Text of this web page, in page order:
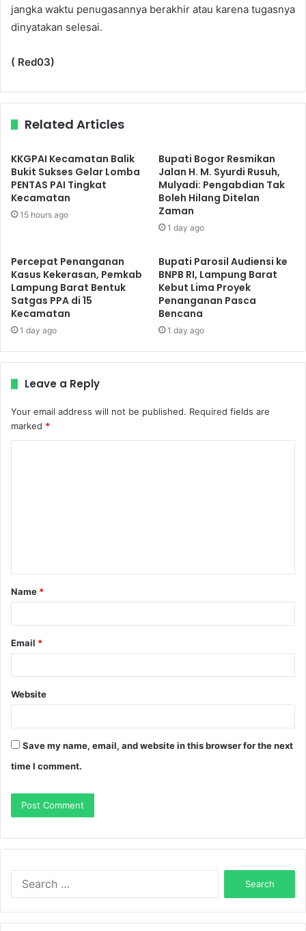
jangka waktu penugasannya berakhir atau karena tugasnya
dinyatakan selesai.
( Red03)
Related Articles
KKGPAI Kecamatan Balik
Bukit Sukses Gelar Lomba
PENTAS PAI Tingkat
Kecamatan
15 hours ago
Bupati Bogor Resmikan
Jalan H. M. Syurdi Rusuh,
Mulyadi: Pengabdian Tak
Boleh Hilang Ditelan
Zaman
1 day ago
Percepat Penanganan
Kasus Kekerasan, Pemkab
Lampung Barat Bentuk
Satgas PPA di 15
Kecamatan
1 day ago
Bupati Parosil Audiensi ke
BNPB RI, Lampung Barat
Kebut Lima Proyek
Penanganan Pasca
Bencana
1 day ago
Leave a Reply
Your email address will not be published. Required fields are
marked *
t
*
Name *
Email *
Website
Save my name, email, and website in this browser for the next
time I comment.